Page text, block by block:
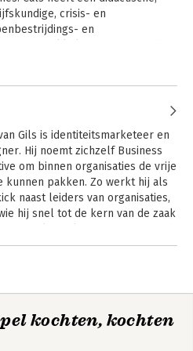
crisis- en
en
Gils is identiteitsmarketeer en
Hij noemt zichzelf Business
om binnen organisaties de vrije
kunnen pakken. Zo werkt hij als
naast leiders van organisaties,
hij snel tot de kern van de zaak
Zijn rol is die van de
op betekenisgeving: “Dat is
werken”. Je komt hem vooral
kochten, kochten